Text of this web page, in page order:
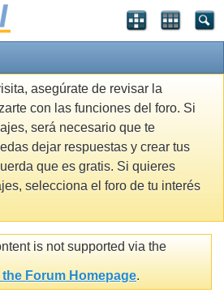
asegúrate de revisar la
con las funciones del foro. Si
será necesario que te
dejar respuestas y crear tus
que es gratis. Si quieres
selecciona el foro de tu interés
is not supported via the
Forum Homepage.